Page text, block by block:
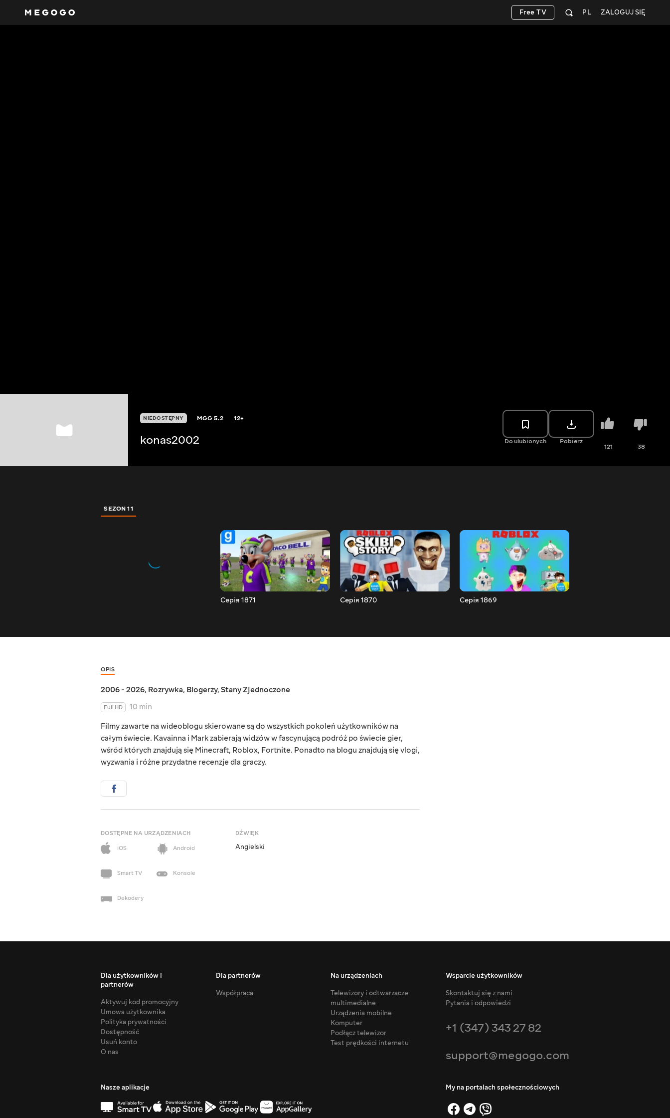
ZALOGUJ SIĘ
PL
Free TV
NIEDOSTĘPNY MGG5.2 12+
konas2002 Do ulubionych Pobierz
121 38
SEZON 11
Серія 1871 Серія 1870 Серія 1869
OPIS
2006 - 2026, Rozrywka, Blogerzy, Stany Zjednoczone
Full HD
10 min
Filmy zawarte na wideoblogu skierowane są do wszystkich pokoleń użytkowników na
całym świecie. Kavainna i Mark zabierają widzów w fascynującą podróż po świecie gier,
wśród których znajdują się Minecraft, Roblox, Fortnite. Ponadto na blogu znajdują się vlogi,
wyzwania i różne przydatne recenzje dla graczy.
DOSTĘPNE NA URZĄDZENIACH
iOS
Android
Smart TV Konsole
Dekodery
DŹWIĘK
Angielski
Dla użytkowników i
partnerów
Aktywuj kod promocyjny
Umowa użytkownika
Polityka prywatności
Dostępność
Usuń konto
O nas
Dla partnerów
Współpraca
Na urządzeniach
Telewizory i odtwarzacze
multimedialne
Urządzenia mobilne
Komputer
Podłącz telewizor
Test prędkości internetu
Wsparcie użytkowników
Skontaktuj się z nami
Pytania i odpowiedzi
+1 (347) 343 27 82
support@megogo.com
Nasze aplikacje My na portalach społecznościowych